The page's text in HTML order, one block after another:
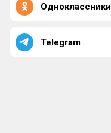
Одноклассники
Telegram